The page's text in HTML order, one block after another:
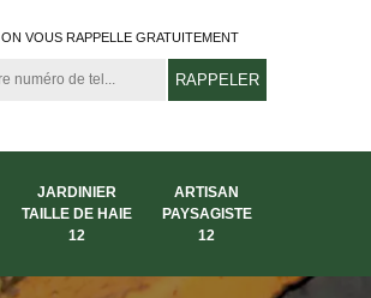
ON VOUS RAPPELLE GRATUITEMENT
JARDINIER
TAILLE DE HAIE
12
ARTISAN
PAYSAGISTE
12